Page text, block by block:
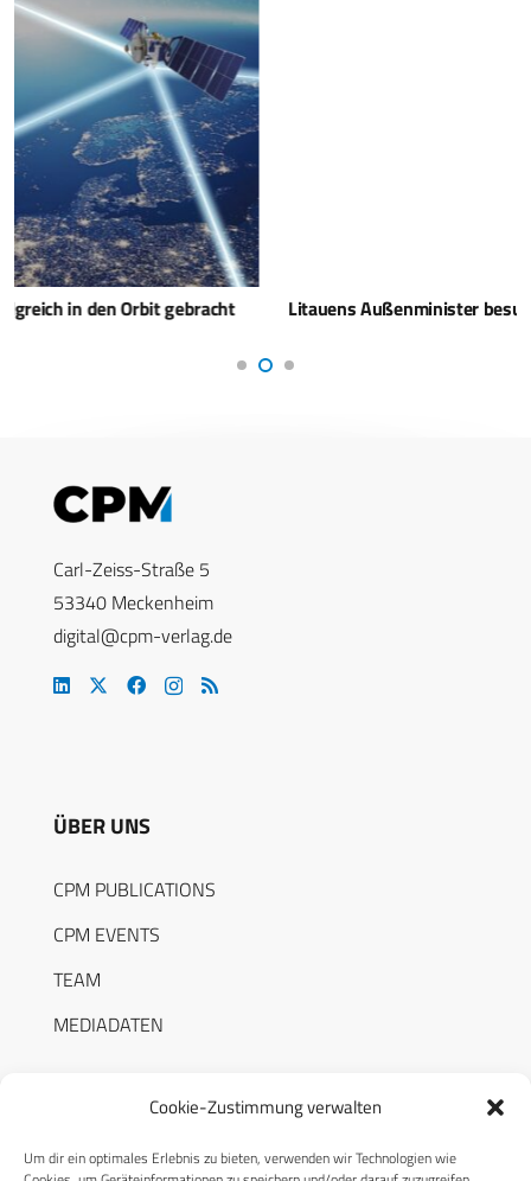
Cookie-Zustimmung verwalten
Um dir ein optimales Erlebnis zu bieten, verwenden wir Technologien wie
Litauens Außenminister besucht erstmals Bundeswehr Uni
Carl-Zeiss-Straße 5
53340 Meckenheim
digital@cpm-verlag.de
ÜBER UNS
CPM PUBLICATIONS
CPM EVENTS
TEAM
MEDIADATEN
RECHTLICHES